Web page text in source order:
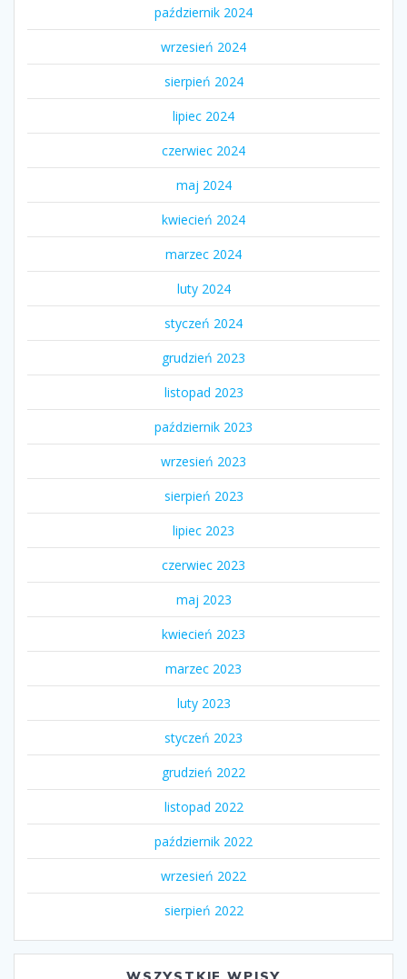
październik 2024
wrzesień 2024
sierpień 2024
lipiec 2024
czerwiec 2024
maj 2024
kwiecień 2024
marzec 2024
luty 2024
styczeń 2024
grudzień 2023
listopad 2023
październik 2023
wrzesień 2023
sierpień 2023
lipiec 2023
czerwiec 2023
maj 2023
kwiecień 2023
marzec 2023
luty 2023
styczeń 2023
grudzień 2022
listopad 2022
październik 2022
wrzesień 2022
sierpień 2022